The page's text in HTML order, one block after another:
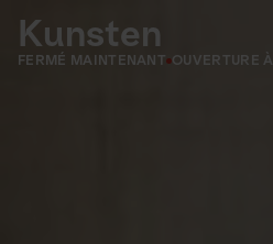
Kunsten
FERMÉ MAINTENANT OUVERTURE À